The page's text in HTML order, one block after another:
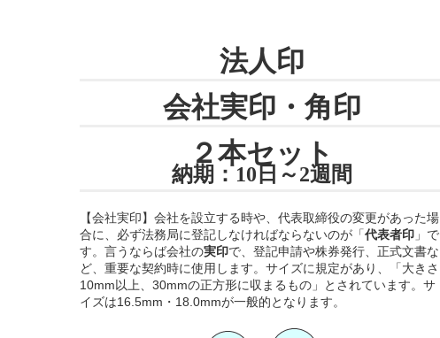
法人印
会社実印・角印
２本セット
納期：10日～2週間
【会社実印】会社を設立する時や、代表取締役の変更があった場
合に、必ず法務局に登記しなければならないのが「代表者印」で
す。言うならば会社の実印で、登記申請や株券発行、正式文書な
ど、重要な契約時に使用します。サイズに規定があり、「大きさ
10mm以上、30mmの正方形に収まるもの」とされています。サ
イズは16.5mm・18.0mmが一般的となります。